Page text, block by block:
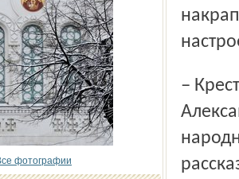
фотографии
– Крестный ход и сам по себе праздник, – говорит Галина